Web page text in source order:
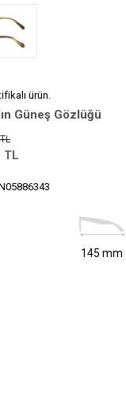
ürün.
Güneş Gözlüğü
TL
145 mm